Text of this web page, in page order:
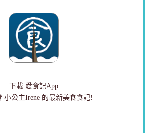
下載 愛食記App
小公主Irene 的最新美食食記!